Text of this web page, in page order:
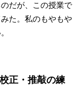
だが、この授業で
た。私のもやもや
正・推敲の練